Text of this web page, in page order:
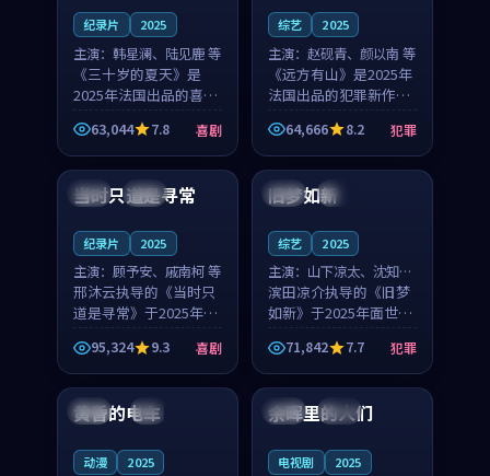
纪录片 2025
主演： 韩星澜、陆见鹿 等
《三十岁的夏天》是
2025年法国出品的喜剧
新作，主创团队希望用
深夜电台的故事让观众
停下来想一想。韩星澜
角色，山田纯一的叙事
63,044 7.8 喜剧
综艺 2025
主演： 赵砚青、颜以南 等
《远方有山》是2025年
法国出品的犯罪新作，
主创团队希望用高校追
梦的故事让观众停下来
想一想。赵砚青领衔，
颜以南担任重要角色，
山田纯一的叙事节奏
64,666 8.2 犯罪
泰国 杜比
当时只道是寻常
纪录片 2025
主演： 顾予安、戚南柯 等
邢沐云执导的《当时只
道是寻常》于2025年面
世，泰国的城市气质与
母女情深的人物心境共
同构筑了影片基调。顾
予安、戚南柯用细腻的
表演撑起整部喜剧电
95,324 9.3 喜剧
中国 高分
旧梦如新
综艺 2025
主演： 山下凉太、沈知韵
等
滨田凉介执导的《旧梦
如新》于2025年面世，
中国台湾的城市气质与
异国相遇的人物心境共
同构筑了影片基调。山
下凉太、沈知韵用细腻
的表演撑起整部犯罪
71,842 7.7 犯罪
日本 4K
黄昏的电车
动漫 2025
泰国 完结
余晖里的人们
电视剧 2025